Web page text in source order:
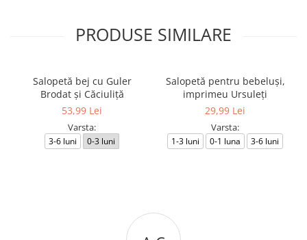
PRODUSE SIMILARE
Salopetă bej cu Guler
Brodat și Căciuliță
53,99 Lei
Varsta:
3-6 luni 0-3 luni
Salopetă pentru bebeluși,
imprimeu Ursuleți
29,99 Lei
Varsta:
1-3 luni 0-1 luna 3-6 luni